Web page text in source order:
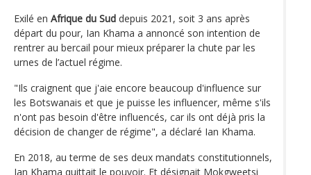
Exilé en Afrique du Sud depuis 2021, soit 3 ans après
départ du pour, Ian Khama a annoncé son intention de
rentrer au bercail pour mieux préparer la chute par les
urnes de l’actuel régime.
"Ils craignent que j'aie encore beaucoup d'influence sur
les Botswanais et que je puisse les influencer, même s'ils
n'ont pas besoin d'être influencés, car ils ont déjà pris la
décision de changer de régime", a déclaré Ian Khama.
En 2018, au terme de ses deux mandats constitutionnels,
Ian Khama quittait le pouvoir. Et désignait Mokgweetsi